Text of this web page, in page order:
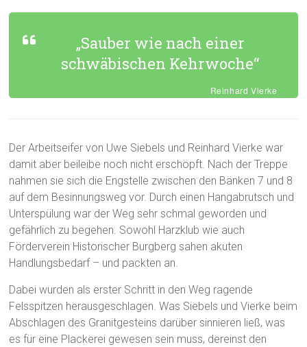
„Sauber wie nach einer
schwäbischen Kehrwoche“
Reinhard Vierke
Der Arbeitseifer von Uwe Siebels und Reinhard Vierke war
damit aber beileibe noch nicht erschöpft. Nach der Treppe
nahmen sie sich die Engstelle zwischen den Bänken 7 und 8
auf dem Besinnungsweg vor. Durch einen Hangabrutsch und
Unterspülung war der Weg sehr schmal geworden und
gefährlich zu begehen. Sowohl Harzklub wie auch
Förderverein Historischer Burgberg sahen akuten
Handlungsbedarf – und packten an.
Dabei wurden als erster Schritt in den Weg ragende
Felsspitzen herausgeschlagen. Was Siebels und Vierke beim
Abschlagen des Granitgesteins darüber sinnieren ließ, was
es für eine Plackerei gewesen sein muss, dereinst den